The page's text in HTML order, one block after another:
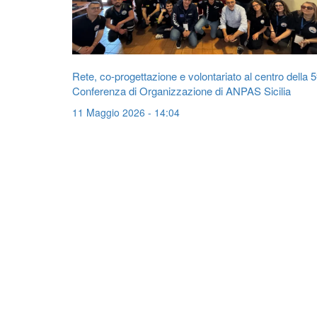
Rete, co-progettazione e volontariato al centro della
Conferenza di Organizzazione di ANPAS Sicilia
11 Maggio 2026 - 14:04